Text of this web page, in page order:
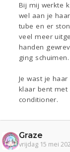
Bij mij werkte
wel aan je
tube en er
veel meer
handen
ging
Je wast je
klaar bent met
conditioner.
Graze
vrijdag 15 mei